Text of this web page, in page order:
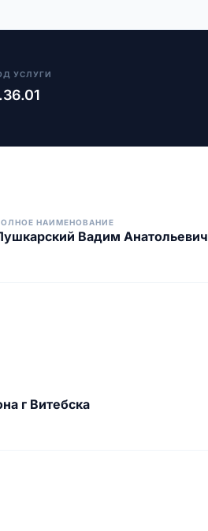
УСЛУГИ
НАИМЕНОВАНИЕ
Вадим Анатольевич
г Витебска